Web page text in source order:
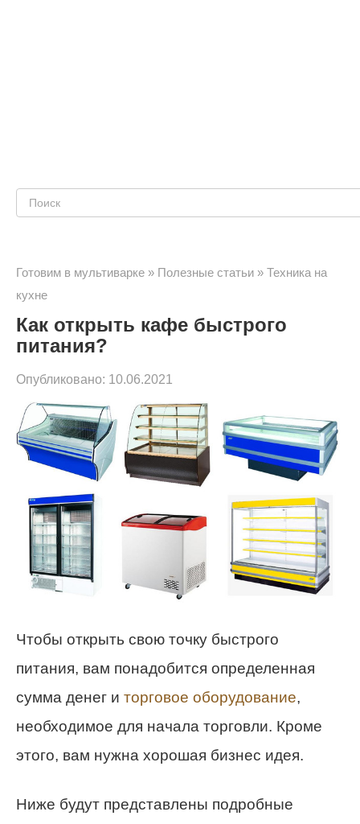
Поиск:
Готовим в мультиварке » Полезные статьи » Техника на
кухне
Как открыть кафе быстрого
питания?
Опубликовано: 10.06.2021
Чтобы открыть свою точку быстрого
питания, вам понадобится определенная
сумма денег и торговое оборудование,
необходимое для начала торговли. Кроме
этого, вам нужна хорошая бизнес идея.
Ниже будут представлены подробные